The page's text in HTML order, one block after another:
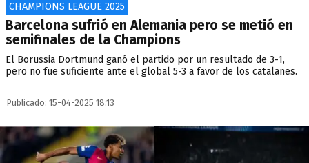
CHAMPIONS LEAGUE 2025
Barcelona sufrió en Alemania pero se metió en
semifinales de la Champions
El Borussia Dortmund ganó el partido por un resultado de 3-1,
pero no fue suficiente ante el global 5-3 a favor de los catalanes.
Publicado: 15-04-2025 18:13